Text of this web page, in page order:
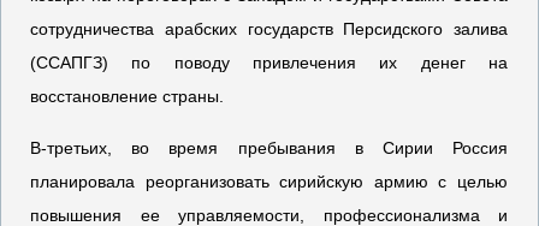
сотрудничества арабских государств Персидского залива
(ССАПГЗ) по поводу привлечения их денег на
восстановление страны.
В-третьих, во время пребывания в Сирии Россия
планировала реорганизовать сирийскую армию с целью
повышения ее управляемости, профессионализма и